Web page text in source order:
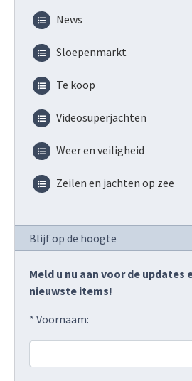
News
Sloepenmarkt
Te koop
Videosuperjachten
Weer en veiligheid
Zeilen en jachten op zee
Blijf op de hoogte
Meld u nu aan voor de updates
nieuwste items!
* Voornaam: